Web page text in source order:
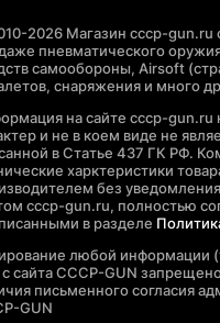
2026 Магазин cccp-gun.ru
пневматического
самообороны, Airsoft
снаряжения и много
на сайте cccp-
и не в коем виде не
в Статье 437 ГК РФ.
харктеристики
без
cccp-gun.ru, полностью
в разделе
любой информации
сайта CCCP-GUN
письменного согласия
GUN